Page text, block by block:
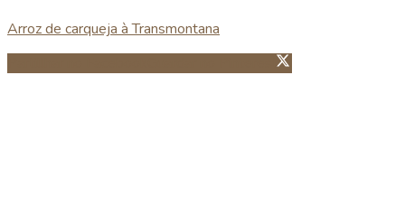
Arroz de carqueja à Transmontana
Guardar no Pinterest